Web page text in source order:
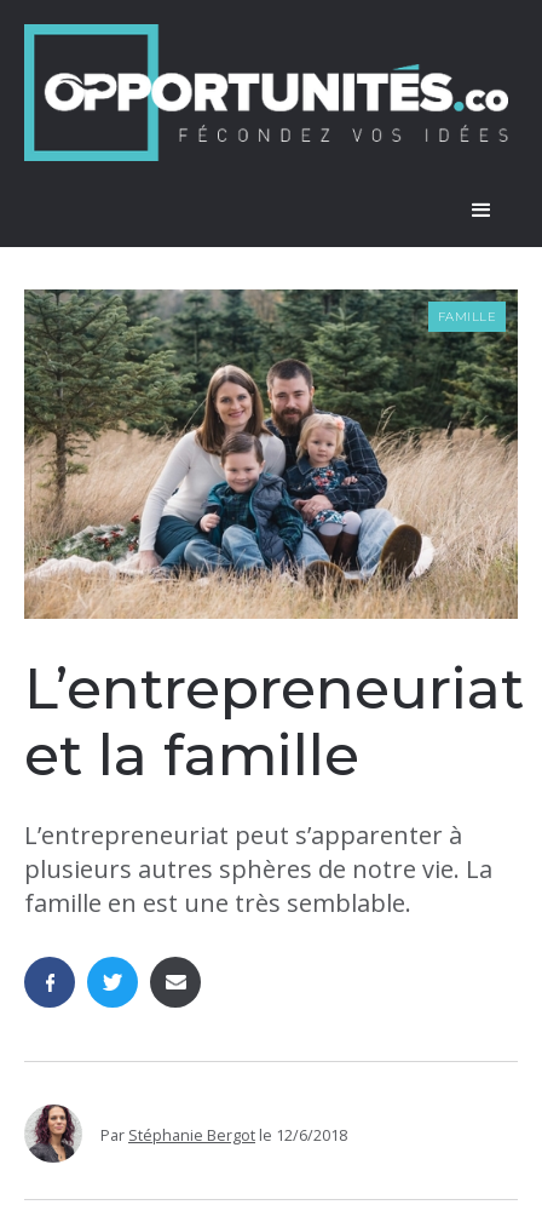
FAMILLE
L’entrepreneuriat
et la famille
L’entrepreneuriat peut s’apparenter à
plusieurs autres sphères de notre vie. La
famille en est une très semblable.
Par Stéphanie Bergot le 12/6/2018